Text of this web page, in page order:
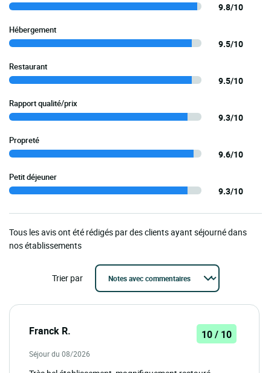
9.8/10
Hébergement
9.5/10
Restaurant
9.5/10
Rapport qualité/prix
9.3/10
Propreté
9.6/10
Petit déjeuner
9.3/10
Tous les avis ont été rédigés par des clients ayant séjourné dans
nos établissements
Trier par
Franck R. 10 / 10
Séjour du 08/2026